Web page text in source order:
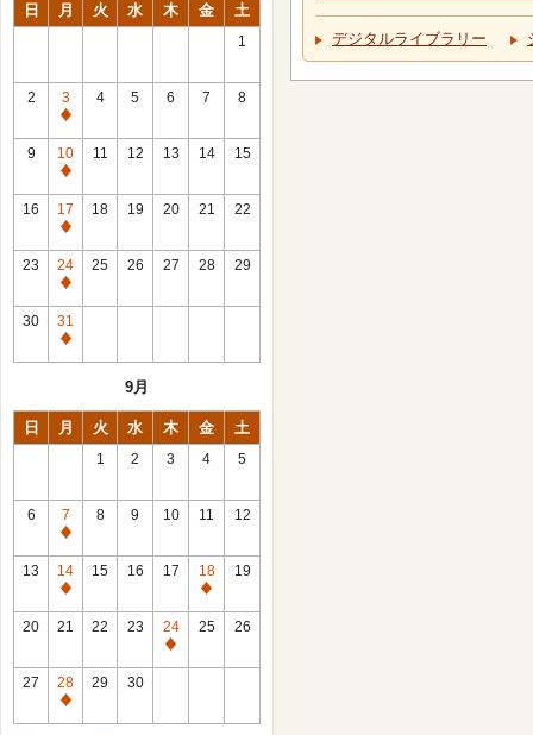
日 月 火 水 木 金 土
1
2
3
休
館
日
4 5 6 7 8
9
10
休
館
日
11 12 13 14 15
16
17
休
館
日
18 19 20 21 22
23
24
休
館
日
25 26 27 28 29
30
31
休
9月
日 月 火 水 木 金 土
1 2 3 4 5
6
7
休
館
日
8 9 10 11 12
13
14
休
館
15 16 17
18
休
館
19
20 21 22 23
24
休
25 26
27
28
休
29 30
デジタルライブラリー